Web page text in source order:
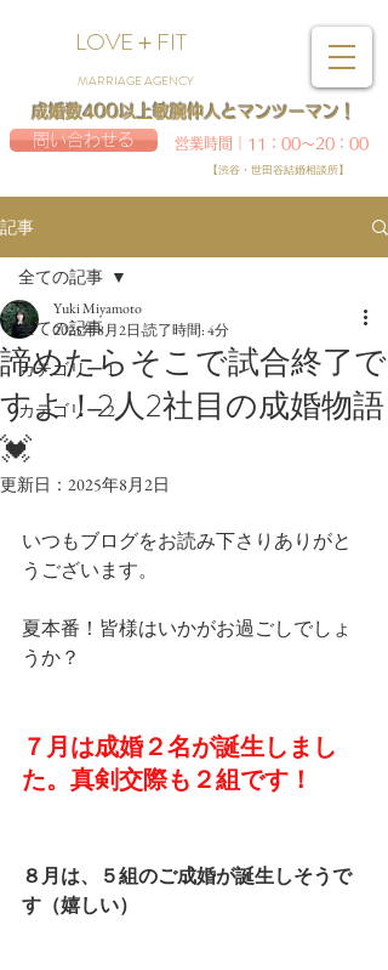
LOVE＋FIT
MARRIAGE AGENCY
問い合わせる
【渋谷・世田谷結婚相談所】
成婚数400以上敏腕仲人とマンツーマン！
営業時間｜11：00～20：00
記事
全ての記事
カテゴリー 1
カテゴリー 2
全ての記事
諦めたらそこで試合終了で
すよ！2人2社目の成婚物語
💓
Yuki Miyamoto
2025年8月2日 読了時間: 4分
更新日： 2025年8月2日
いつもブログをお読み下さりありがと
うございます。
夏本番！皆様はいかがお過ごしでしょ
うか？
７月は成婚２名が誕生しまし
た。真剣交際も２組です！
８月は、５組のご成婚が誕生しそうで
す（嬉しい）